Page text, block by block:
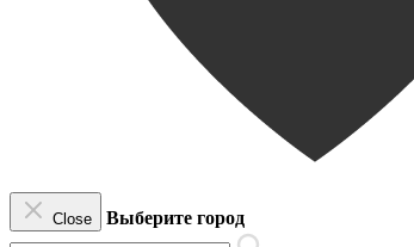
Close Выберите город